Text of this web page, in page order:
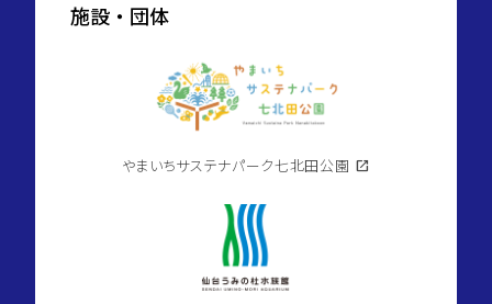
施設・団体
やまいちサステナパーク七北田公園 open_in_new